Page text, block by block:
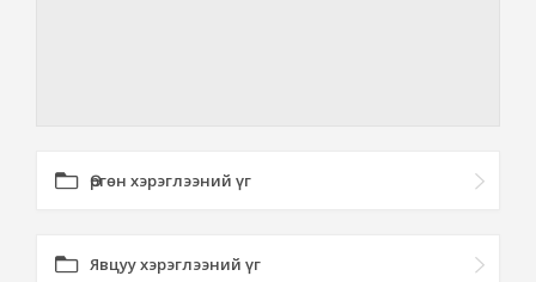
Өргөн хэрэглээний үг
Явцуу хэрэглээний үг